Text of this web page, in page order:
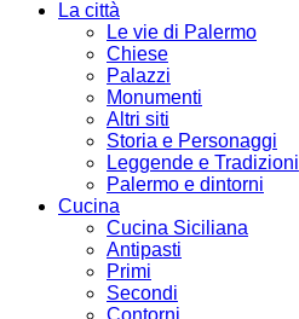
La città
Le vie di Palermo
Chiese
Palazzi
Monumenti
Altri siti
Storia e Personaggi
Leggende e Tradizioni
Palermo e dintorni
Cucina
Cucina Siciliana
Antipasti
Primi
Secondi
Contorni